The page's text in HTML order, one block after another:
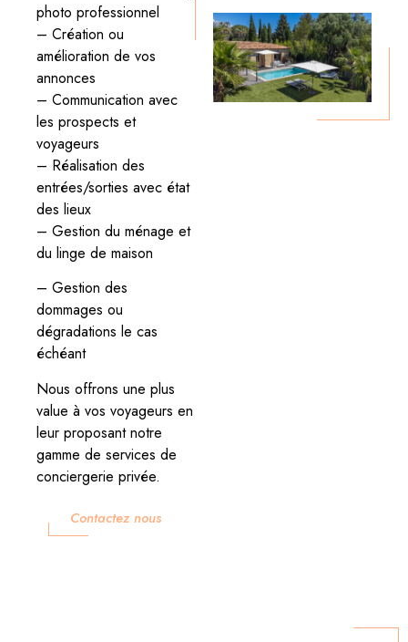
photo professionnel
– Création ou
amélioration de vos
annonces
– Communication avec
les prospects et
voyageurs
– Réalisation des
entrées/sorties avec état
des lieux
– Gestion du ménage et
du linge de maison
– Gestion des
dommages ou
dégradations le cas
échéant
Nous offrons une plus
value à vos voyageurs en
leur proposant notre
gamme de services de
conciergerie privée.
Contactez nous